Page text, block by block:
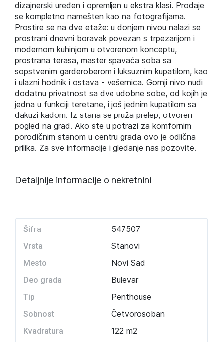
dizajnerski uređen i opremljen u ekstra klasi. Prodaje
se kompletno namešten kao na fotografijama.
Prostire se na dve etaže: u donjem nivou nalazi se
prostrani dnevni boravak povezan s trpezarijom i
modernom kuhinjom u otvorenom konceptu,
prostrana terasa, master spavaća soba sa
sopstvenim garderoberom i luksuznim kupatilom, kao
i ulazni hodnik i ostava - vešernica. Gornji nivo nudi
dodatnu privatnost sa dve udobne sobe, od kojih je
jedna u funkciji teretane, i još jednim kupatilom sa
đakuzi kadom. Iz stana se pruža prelep, otvoren
pogled na grad. Ako ste u potrazi za komfornim
porodičnim stanom u centru grada ovo je odlična
prilika. Za sve informacije i gledanje nas pozovite.
Detaljnije informacije o nekretnini
Šifra 547507
Vrsta Stanovi
Mesto Novi Sad
Deo grada Bulevar
Tip Penthouse
Sobnost Četvorosoban
Kvadratura 122 m2